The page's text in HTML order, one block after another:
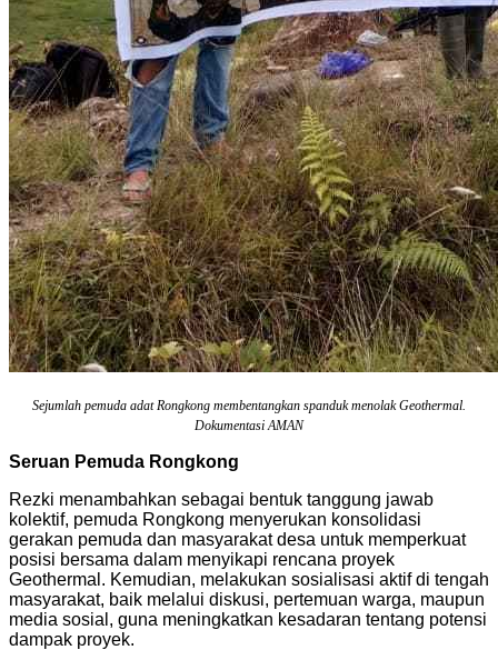
Sejumlah pemuda adat Rongkong membentangkan spanduk menolak Geothermal.
Dokumentasi AMAN
Seruan Pemuda Rongkong
Rezki menambahkan sebagai bentuk tanggung jawab
kolektif, pemuda Rongkong menyerukan konsolidasi
gerakan pemuda dan masyarakat desa untuk memperkuat
posisi bersama dalam menyikapi rencana proyek
Geothermal. Kemudian, melakukan sosialisasi aktif di tengah
masyarakat, baik melalui diskusi, pertemuan warga, maupun
media sosial, guna meningkatkan kesadaran tentang potensi
dampak proyek.